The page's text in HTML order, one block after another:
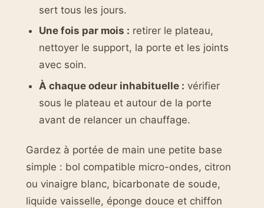
sert tous les jours.
Une fois par mois : retirer le plateau,
nettoyer le support, la porte et les joints
avec soin.
À chaque odeur inhabituelle : vérifier
sous le plateau et autour de la porte
avant de relancer un chauffage.
Gardez à portée de main une petite base
simple : bol compatible micro-ondes, citron
ou vinaigre blanc, bicarbonate de soude,
liquide vaisselle, éponge douce et chiffon